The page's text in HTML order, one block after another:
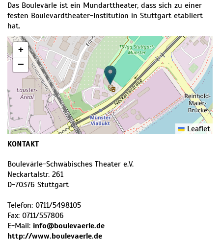
Das Boulevärle ist ein Mundarttheater, dass sich zu einer
festen Boulevardtheater-Institution in Stuttgart etabliert
hat.
+
−
Leaflet
KONTAKT
Boulevärle-Schwäbisches Theater e.V.
Neckartalstr. 261
D-70376 Stuttgart
Telefon: 0711/5498105
Fax: 0711/557806
E-Mail: info@boulevaerle.de
http://www.boulevaerle.de